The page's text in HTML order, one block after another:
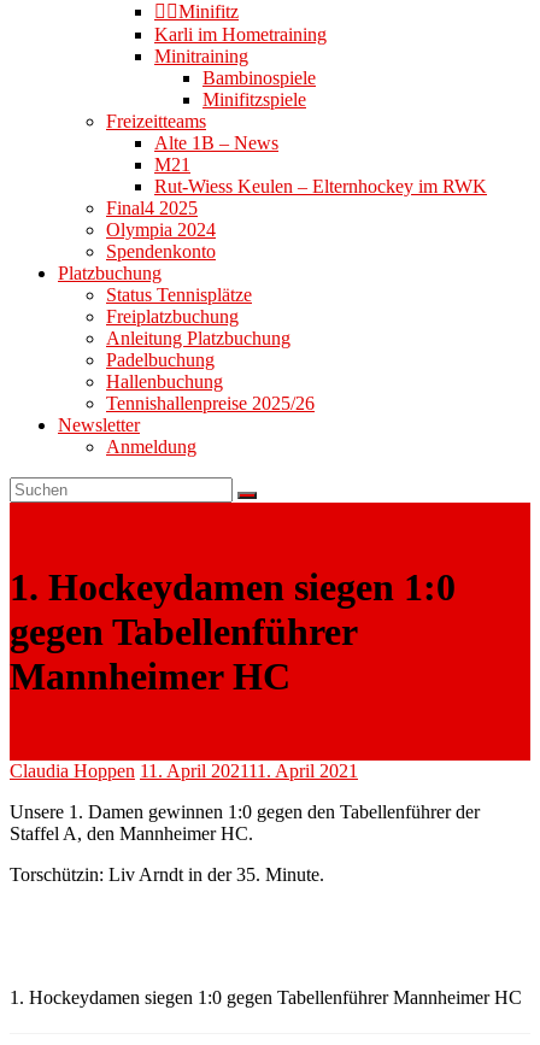
👉🏻Minifitz
Karli im Hometraining
Minitraining
Bambinospiele
Minifitzspiele
Freizeitteams
Alte 1B – News
M21
Rut-Wiess Keulen – Elternhockey im RWK
Final4 2025
Olympia 2024
Spendenkonto
Platzbuchung
Status Tennisplätze
Freiplatzbuchung
Anleitung Platzbuchung
Padelbuchung
Hallenbuchung
Tennishallenpreise 2025/26
Newsletter
Anmeldung
1. Hockeydamen siegen 1:0
gegen Tabellenführer
Mannheimer HC
Claudia Hoppen 11. April 202111. April 2021
Unsere 1. Damen gewinnen 1:0 gegen den Tabellenführer der
Staffel A, den Mannheimer HC.
Torschützin: Liv Arndt in der 35. Minute.
1. Hockeydamen siegen 1:0 gegen Tabellenführer Mannheimer HC